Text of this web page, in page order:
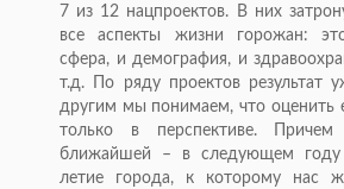
7 из 12 нацпроектов. В них
все аспекты жизни горожан:
сфера, и демография, и
т.д. По ряду проектов результат
другим мы понимаем, что оценить
только в перспективе. Причем
ближайшей – в следующем
летие города, к которому нас